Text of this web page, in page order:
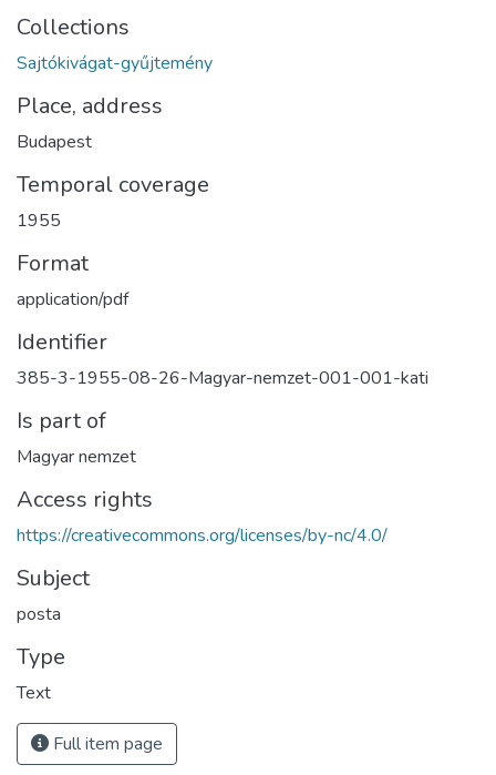
Collections
Sajtókivágat-gyűjtemény
Place, address
Budapest
Temporal coverage
1955
Format
application/pdf
Identifier
385-3-1955-08-26-Magyar-nemzet-001-001-kati
Is part of
Magyar nemzet
Access rights
https://creativecommons.org/licenses/by-nc/4.0/
Subject
posta
Type
Text
Full item page